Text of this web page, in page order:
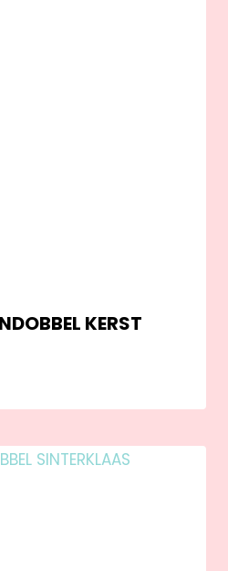
KERST